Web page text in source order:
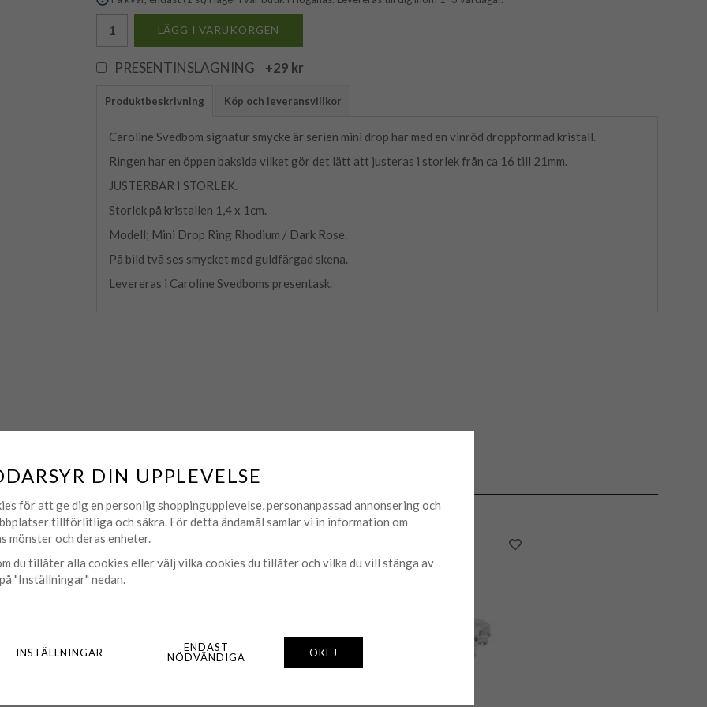
LÄGG I VARUKORGEN
PRESENTINSLAGNING +29 kr
Produktbeskrivning Köp och leveransvillkor
Caroline Svedbom signatur smycke är serien mini drop har med en vinröd droppformad kristall.
Ringen har en öppen baksida vilket gör det lätt att justeras i storlek från ca 16 till 21mm.
JUSTERBAR I STORLEK.
Storlek på kristallen 1,4 x 1cm.
Modell; Mini Drop Ring Rhodium / Dark Rose.
På bild två ses smycket med guldfärgad skena.
Levereras i Caroline Svedboms presentask.
DIN UPPLEVELSE
för att ge dig en personlig shoppingupplevelse, personanpassad annonsering och
tillförlitliga och säkra. För detta ändamål samlar vi in information om
mönster och deras enheter.
du tillåter alla cookies eller välj vilka cookies du tillåter och vilka du vill stänga av
"Inställningar" nedan.
INSTÄLLNINGAR
ENDAST
NÖDVÄNDIGA
OKEJ